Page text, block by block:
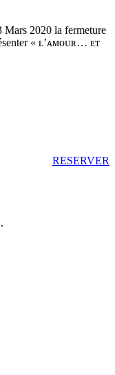
Mars 2020 la fermeture
« ʟ’ᴀᴍᴏᴜʀ… ᴇᴛ
RESERVER